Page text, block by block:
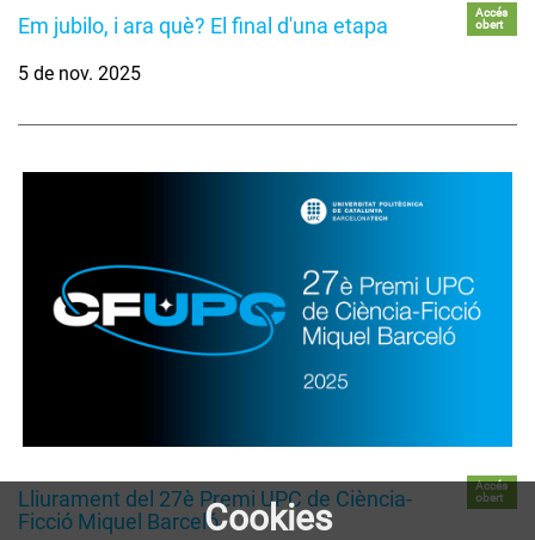
Em jubilo, i ara què? El final d'una etapa
Accés
obert
5 de nov. 2025
Lliurament del 27è Premi UPC de Ciència-
Ficció Miquel Barceló
Accés
obert
Cookies